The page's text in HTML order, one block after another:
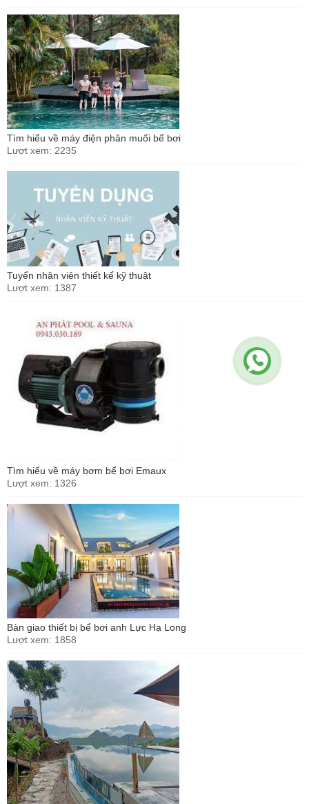
Tìm hiểu về máy điện phân muối bể bơi
Lượt xem: 2235
Tuyển nhân viên thiết kế kỹ thuật
Lượt xem: 1387
Tìm hiểu về máy bơm bể bơi Emaux
Lượt xem: 1326
Bàn giao thiết bị bể bơi anh Lực Hạ Long
Lượt xem: 1858